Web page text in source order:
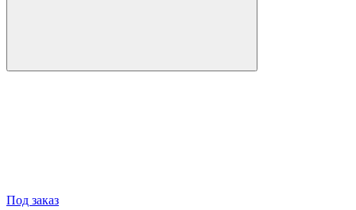
Под заказ